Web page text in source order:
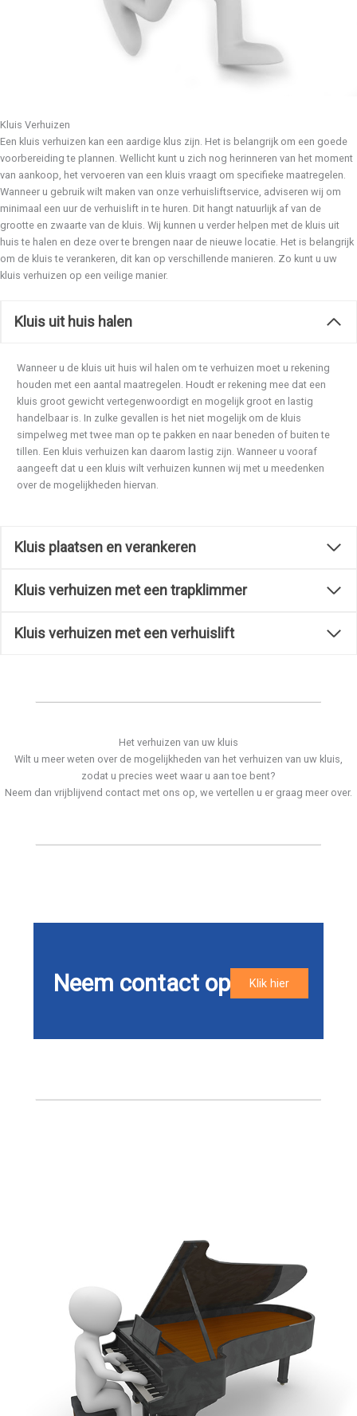
Kluis Verhuizen
Een kluis verhuizen kan een aardige klus zijn. Het is belangrijk om een goede
voorbereiding te plannen. Wellicht kunt u zich nog herinneren van het moment
van aankoop, het vervoeren van een kluis vraagt om specifieke maatregelen.
Wanneer u gebruik wilt maken van onze verhuisliftservice, adviseren wij om
minimaal een uur de verhuislift in te huren. Dit hangt natuurlijk af van de
grootte en zwaarte van de kluis. Wij kunnen u verder helpen met de kluis uit
huis te halen en deze over te brengen naar de nieuwe locatie. Het is belangrijk
om de kluis te verankeren, dit kan op verschillende manieren. Zo kunt u uw
kluis verhuizen op een veilige manier.
Kluis uit huis halen
Wanneer u de kluis uit huis wil halen om te verhuizen moet u rekening
houden met een aantal maatregelen. Houdt er rekening mee dat een
kluis groot gewicht vertegenwoordigt en mogelijk groot en lastig
handelbaar is. In zulke gevallen is het niet mogelijk om de kluis
simpelweg met twee man op te pakken en naar beneden of buiten te
tillen. Een kluis verhuizen kan daarom lastig zijn. Wanneer u vooraf
aangeeft dat u een kluis wilt verhuizen kunnen wij met u meedenken
over de mogelijkheden hiervan.
Kluis plaatsen en verankeren
Kluis verhuizen met een trapklimmer
Kluis verhuizen met een verhuislift
Het verhuizen van uw kluis
Wilt u meer weten over de mogelijkheden van het verhuizen van uw kluis,
zodat u precies weet waar u aan toe bent?
Neem dan vrijblijvend contact met ons op, we vertellen u er graag meer over.
Neem contact op Klik hier